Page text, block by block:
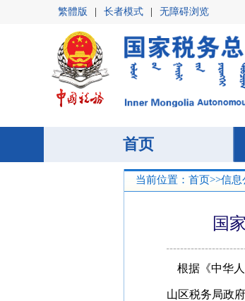
繁體版 长者模式 无障碍浏览
首页
首页
当前位置： 首页>>信息
国
根据《中华
山区税务局政